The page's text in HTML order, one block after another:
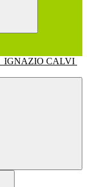
IGNAZIO CALVI